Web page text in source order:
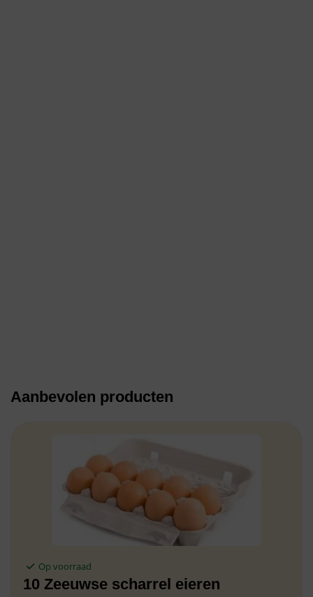
Aanbevolen producten
Op voorraad
10 Zeeuwse scharrel eieren